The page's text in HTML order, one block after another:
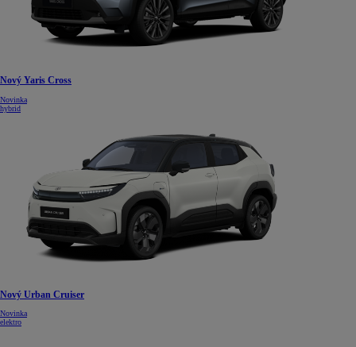
Nový Yaris Cross
Novinka
hybrid
Nový Urban Cruiser
Novinka
elektro